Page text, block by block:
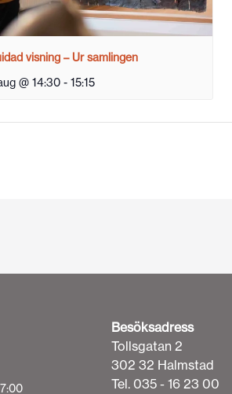
visning – Ur samlingen
@ 14:30 - 15:15
Besöksadress
Tollsgatan 2
302 32 Halmstad
Tel. 035 - 16 23 00